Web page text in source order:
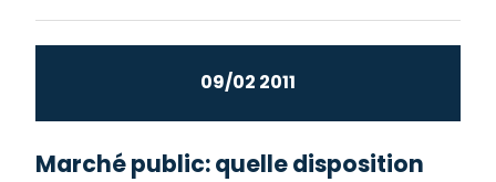
09/02 2011
Marché public: quelle disposition